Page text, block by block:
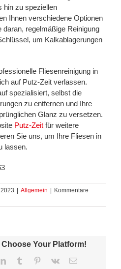
hin zu speziellen
Ihnen verschiedene Optionen
daran, regelmäßige Reinigung
um Kalkablagerungen
Fliesenreinigung in
auf Putz-Zeit verlassen.
spezialisiert, selbst die
zu entfernen und Ihre
Glanz zu versetzen.
Putz-Zeit für weitere
Sie uns, um Ihre Fliesen in
lassen.
Allgemein
Kommentare
Your Platform!
LinkedInTumblr Pinterest
Vk
E-